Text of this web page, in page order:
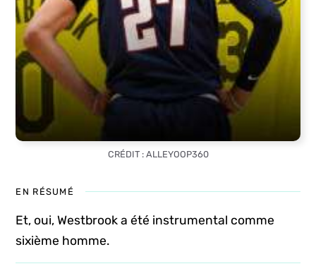
CRÉDIT : ALLEYOOP360
EN RÉSUMÉ
Et, oui, Westbrook a été instrumental comme
sixième homme.